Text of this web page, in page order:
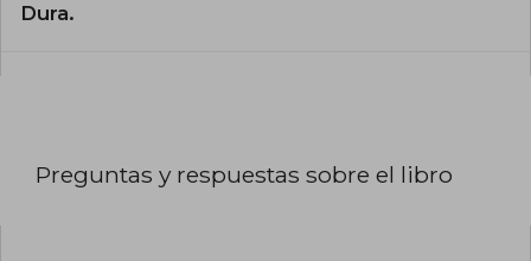
Dura.
Preguntas y respuestas sobre el libro